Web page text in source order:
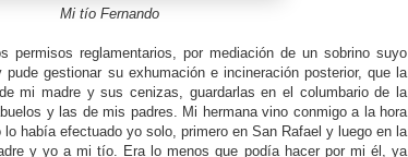
Mi tío Fernando
permisos reglamentarios, por mediación de un sobrino suyo
gestionar su exhumación e incineración posterior, que la
mi madre y sus cenizas, guardarlas en el columbario de la
y las de mis padres. Mi hermana vino conmigo a la hora
había efectuado yo solo, primero en San Rafael y luego en la
y yo a mi tío. Era lo menos que podía hacer por mi él, ya